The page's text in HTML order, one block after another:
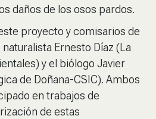
daños de los osos pardos.
proyecto y comisarios de
Ernesto Díaz (La
y el biólogo Javier
de Doñana-CSIC). Ambos
en trabajos de
de estas